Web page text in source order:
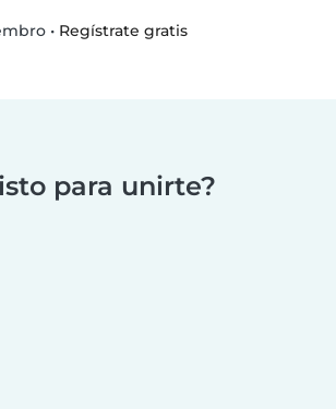
• Regístrate gratis
para unirte?